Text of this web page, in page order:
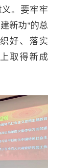
。要牢牢
新功”的总
好、落实
取得新成